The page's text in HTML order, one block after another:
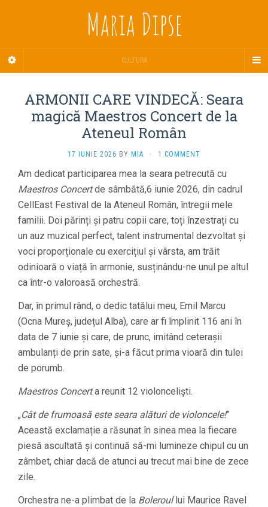
Maria Dipse
CULTURA
ARMONII CARE VINDECĂ: Seara
magică Maestros Concert de la
Ateneul Român
17 IUNIE 2026 BY MIA · 1 COMMENT
Am dedicat participarea mea la seara petrecută cu
Maestros Concertde sâmbătă,6 iunie 2026, din cadrul
CellEast Festival de la Ateneul Român, întregii mele
familii. Doi părinți și patru copii care, toți înzestrați cu
un auz muzical perfect, talent instrumental dezvoltat și
voci proporționale cu exercițiul și vârsta, am trăit
odinioară o viață în armonie, susținându-ne unul pe altul
ca într-o valoroasă orchestră.
Dar, în primul rând, o dedic tatălui meu, Emil Marcu
(Ocna Mureș, județul Alba), care ar fi împlinit 116 ani în
data de 7 iunie și care, de prunc, imitând ceterașii
ambulanți de prin sate, și-a făcut prima vioară din tulei
de porumb.
Maestros Concerta reunit 12 violonceliști.
„Cât de frumoasă este seara alături de violoncele!”
Această exclamație a răsunat în sinea mea la fiecare
piesă ascultată și continuă să-mi lumineze chipul cu un
zâmbet, chiar dacă de atunci au trecut mai bine de zece
zile.
Orchestra ne-a plimbat de la Boleroullui Maurice Ravel